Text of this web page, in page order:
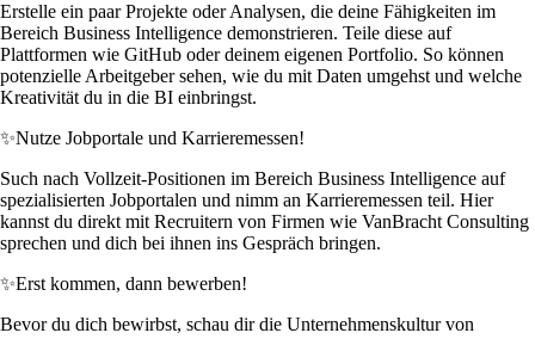
Erstelle ein paar Projekte oder Analysen, die deine Fähigkeiten im
Bereich Business Intelligence demonstrieren. Teile diese auf
Plattformen wie GitHub oder deinem eigenen Portfolio. So können
potenzielle Arbeitgeber sehen, wie du mit Daten umgehst und welche
Kreativität du in die BI einbringst.
✨Nutze Jobportale und Karrieremessen!
Such nach Vollzeit-Positionen im Bereich Business Intelligence auf
spezialisierten Jobportalen und nimm an Karrieremessen teil. Hier
kannst du direkt mit Recruitern von Firmen wie VanBracht Consulting
sprechen und dich bei ihnen ins Gespräch bringen.
✨Erst kommen, dann bewerben!
Bevor du dich bewirbst, schau dir die Unternehmenskultur von